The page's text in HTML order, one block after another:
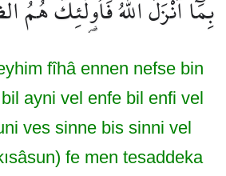
بِمَٓا اَنْزَلَ اللّٰهُ فَاُو۬لٰٓئِكَ هُمُ
fîhâ ennen nefse bin
ayni vel enfe bil enfi vel
ves sinne bis sinni vel
fe men tesaddeka